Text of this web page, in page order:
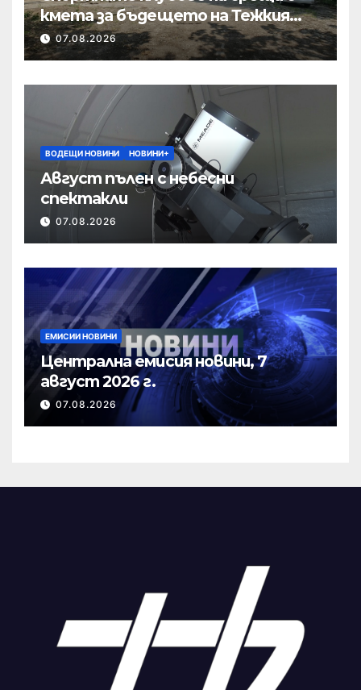
кмета за бъдещето на Тежкия
полк
07.08.2026
ВОДЕЩИ НОВИНИ НОВИНИ+
Август пълен с небесни
спектакли
07.08.2026
ЕМИСИИ НОВИНИ
Централна емисия новини, 7
август 2026 г.
07.08.2026